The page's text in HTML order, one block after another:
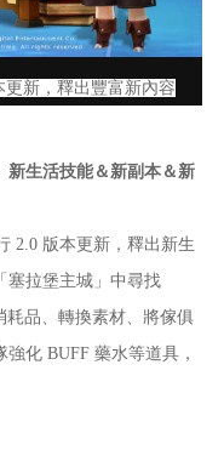
更新，釋出豐富新內容
新生活技能＆新副本＆新
版本更新，釋出新生
塞拉堡主城」中尋找
耗品、轉換素材、將傢俱
化 BUFF 藥水等道具，